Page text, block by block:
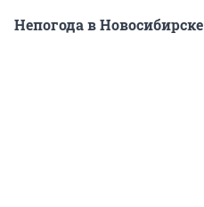
Непогода в Новосибирске